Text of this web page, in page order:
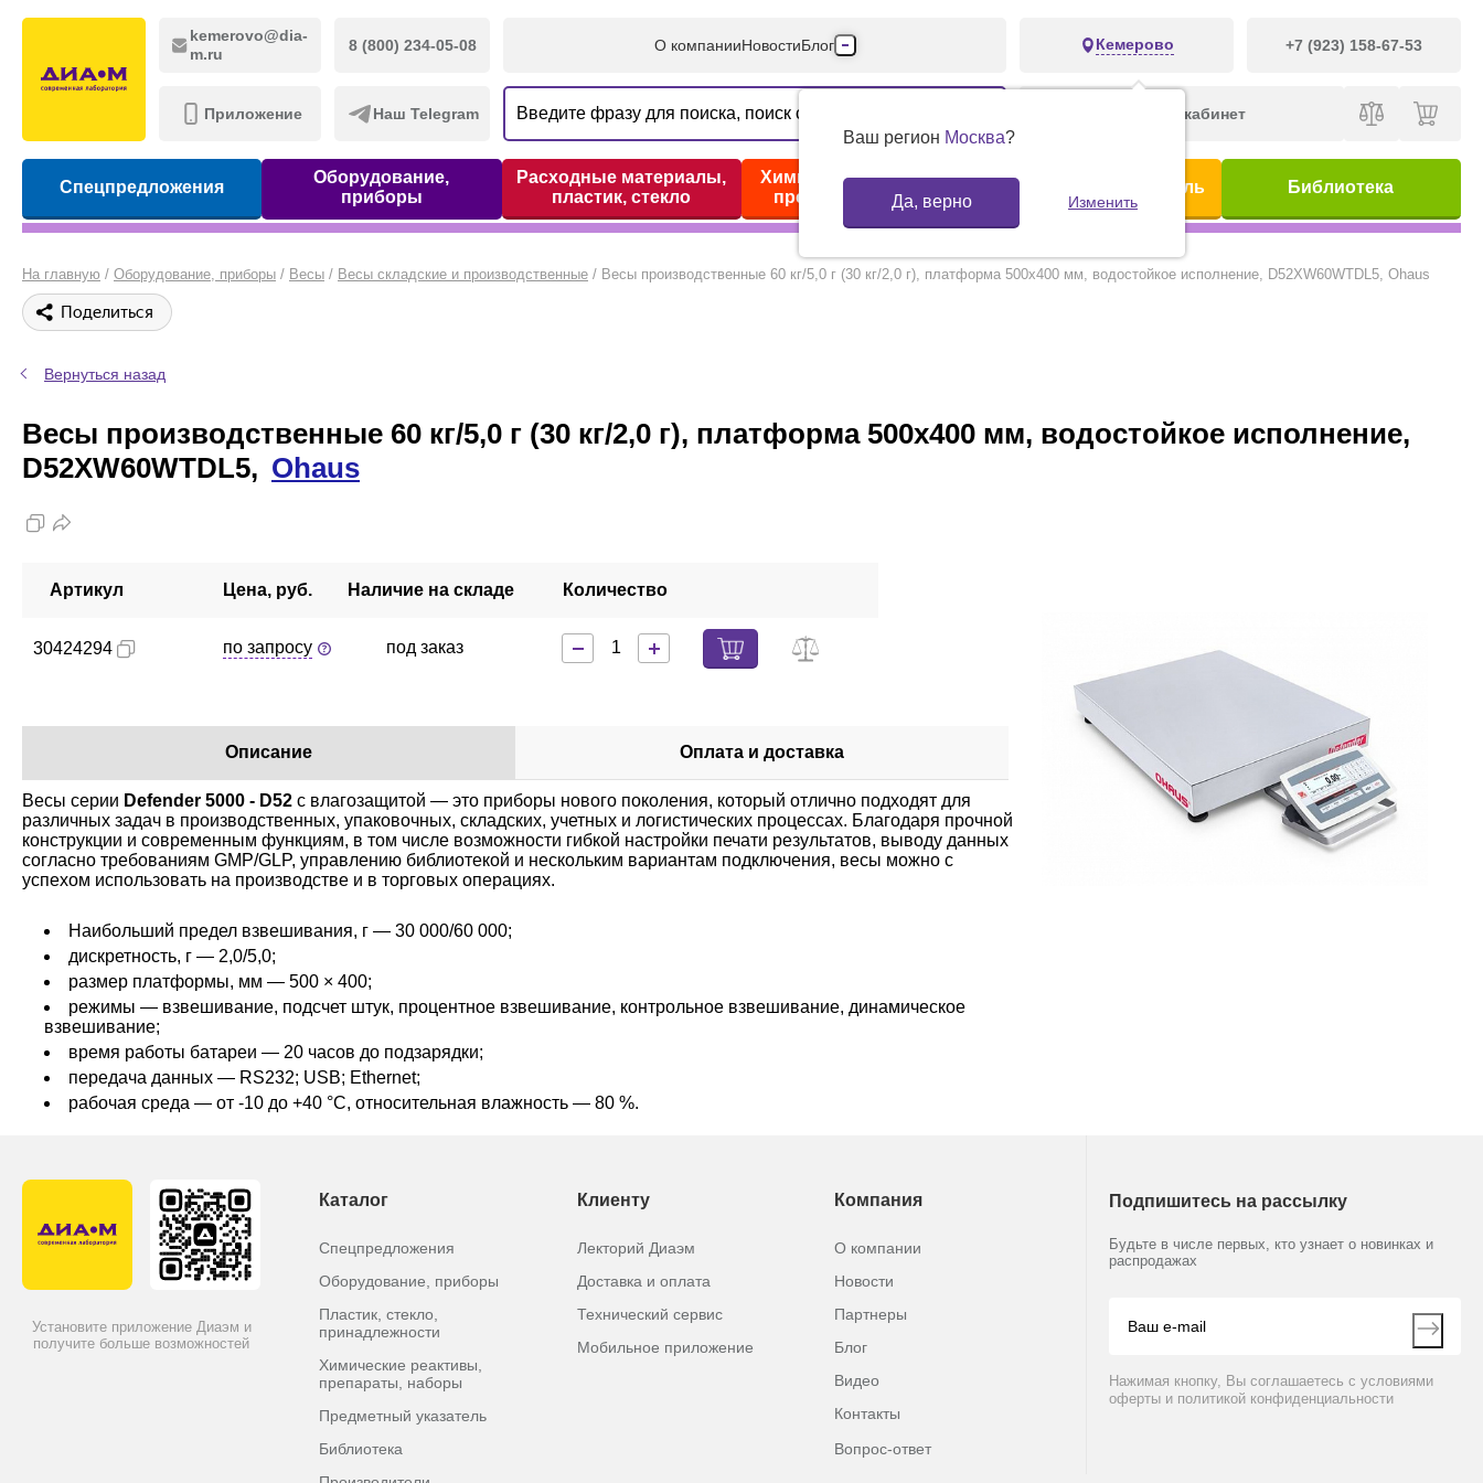
kemerovo@dia-
m.ru
8 (800) 234-05-08
Приложение Наш Telegram
О компанииНовостиБлог
Производители
Партнеры
Контакты
Кемерово +7 (923) 158-67-53
Ваш регион Москва?
Да, верно Изменить
Личный кабинет
Спецпредложения
Оборудование,
приборы
Расходные материалы,
пластик, стекло
Химические реактивы,
препараты, наборы
Предметный указатель Библиотека
На главную / Оборудование, приборы / Весы / Весы складские и производственные / Весы производственные 60 кг/5,0 г (30 кг/2,0 г), платформа 500х400 мм, водостойкое исполнение, D52XW60WTDL5, Ohaus
Поделиться
Вернуться назад
Весы производственные 60 кг/5,0 г (30 кг/2,0 г), платформа 500х400 мм, водостойкое исполнение,
D52XW60WTDL5, Ohaus
Артикул Цена, руб. Наличие на складе Количество
30424294 по запросу под заказ
Описание Оплата и доставка
Весы серии Defender 5000 - D52 с влагозащитой — это приборы нового поколения, который отлично подходят для
различных задач в производственных, упаковочных, складских, учетных и логистических процессах. Благодаря прочной
конструкции и современным функциям, в том числе возможности гибкой настройки печати результатов, выводу данных
согласно требованиям GMP/GLP, управлению библиотекой и нескольким вариантам подключения, весы можно с
успехом использовать на производстве и в торговых операциях.
Наибольший предел взвешивания, г — 30 000/60 000;
дискретность, г — 2,0/5,0;
размер платформы, мм — 500 × 400;
режимы — взвешивание, подсчет штук, процентное взвешивание, контрольное взвешивание, динамическое
взвешивание;
время работы батареи — 20 часов до подзарядки;
передача данных — RS232; USB; Ethernet;
рабочая среда — от -10 до +40 °C, относительная влажность — 80 %.
Установите приложение Диаэм и
получите больше возможностей
Каталог
Спецпредложения
Оборудование, приборы
Пластик, стекло,
принадлежности
Химические реактивы,
препараты, наборы
Предметный указатель
Библиотека
Клиенту
Лекторий Диаэм
Доставка и оплата
Технический сервис
Мобильное приложение
Компания
О компании
Новости
Партнеры
Блог
Видео
Контакты
Вопрос-ответ
Подпишитесь на рассылку
Будьте в числе первых, кто узнает о новинках и
распродажах
Нажимая кнопку, Вы соглашаетесь с условиями
оферты и политикой конфиденциальности